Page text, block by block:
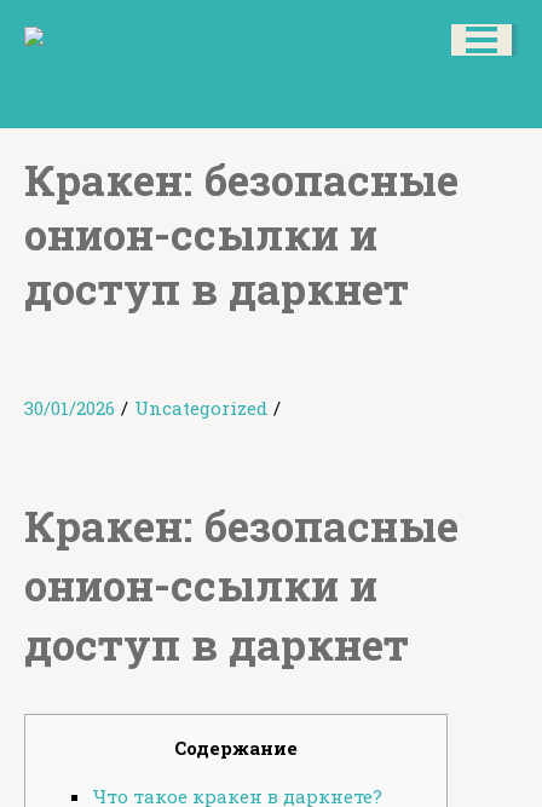
Кракен: безопасные
онион-ссылки и
доступ в даркнет
30/01/2026 / Uncategorized /
Кракен: безопасные
онион-ссылки и
доступ в даркнет
Содержание
Что такое кракен в даркнете?